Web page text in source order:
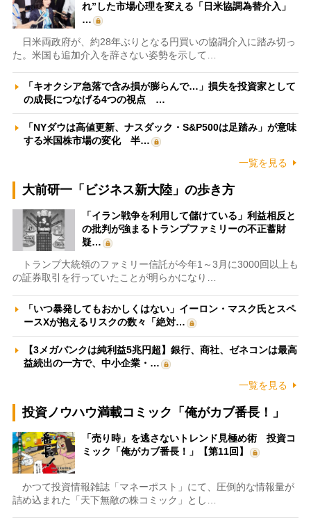
れ”した市場心理を変える「日米協調為替介入」
…
日米両政府が、約28年ぶりとなる円買いの協調介入に踏み切っ
た。米国も追加介入を辞さない姿勢を示して…
「キオクシア急落で含み損が膨らんで…」損失を投資家として
の成長につなげる4つの視点 …
「NYダウは高値更新、ナスダック・S&P500は足踏み」が意味
する米国株市場の変化 半…
一覧を見る
大前研一「ビジネス新大陸」の歩き方
「イラン戦争を利用して儲けている」利益相反と
の批判が強まるトランプファミリーの不正蓄財
疑…
トランプ大統領のファミリー信託が今年1～3月に3000回以上も
の証券取引を行っていたことが明らかになり…
「いつ暴発してもおかしくはない」イーロン・マスク氏とスペ
ースXが抱えるリスクの数々「絶対…
【3メガバンクは純利益5兆円超】銀行、商社、ゼネコンは最高
益続出の一方で、中小企業・…
一覧を見る
投資ノウハウ満載コミック「俺がカブ番長！」
「売り時」を逃さないトレンド見極め術 投資コ
ミック「俺がカブ番長！」【第11回】
かつて投資情報雑誌「マネーポスト」にて、圧倒的な情報量が
詰め込まれた「天下無敵の株コミック」とし…